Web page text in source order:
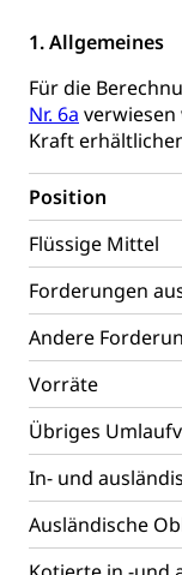
1. Allgemeines
Für die
Nr. 6a
Kraft
Position
Flüssige Mittel
Forderungen
Andere
Vorräte
Übriges
In- und
Ausländische
Soziale
Kranken-
Soziales
Sucht und
Fachstelle
AHV / IV
Altersrente,
IV-
Behinderung
Inklusion im